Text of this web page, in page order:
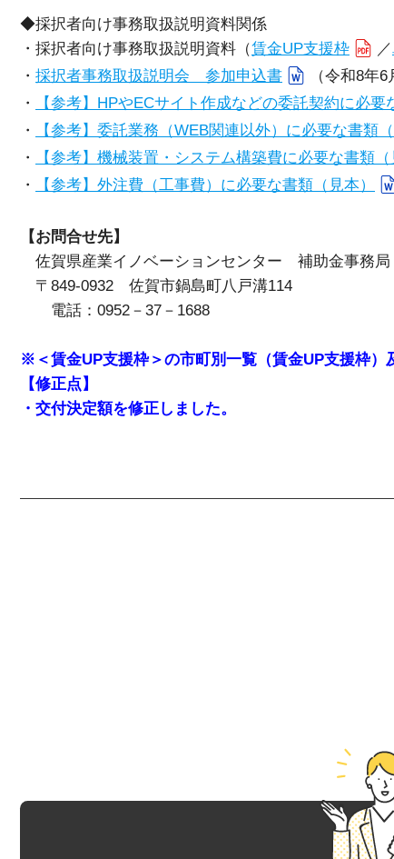
◆採択者向け事務取扱説明資料関係
・採択者向け事務取扱説明資料（賃金UP支援枠 ／
・ 採択者事務取扱説明会 参加申込書
（令和8年
・
【参考】HPやECサイト作成などの委託契約に必要
・
【参考】委託業務（WEB関連以外）に必要な書類（
・
【参考】機械装置・システム構築費に必要な書類（
・
【参考】外注費（工事費）に必要な書類（見本）
【お問合せ先】
佐賀県産業イノベーションセンター 補助金事務局
〒849-0932 佐賀市鍋島町八戸溝114
電話：0952－37－1688
※＜賃金UP支援枠＞の市町別一覧（賃金UP支援枠
【修正点】
・交付決定額を修正しました。